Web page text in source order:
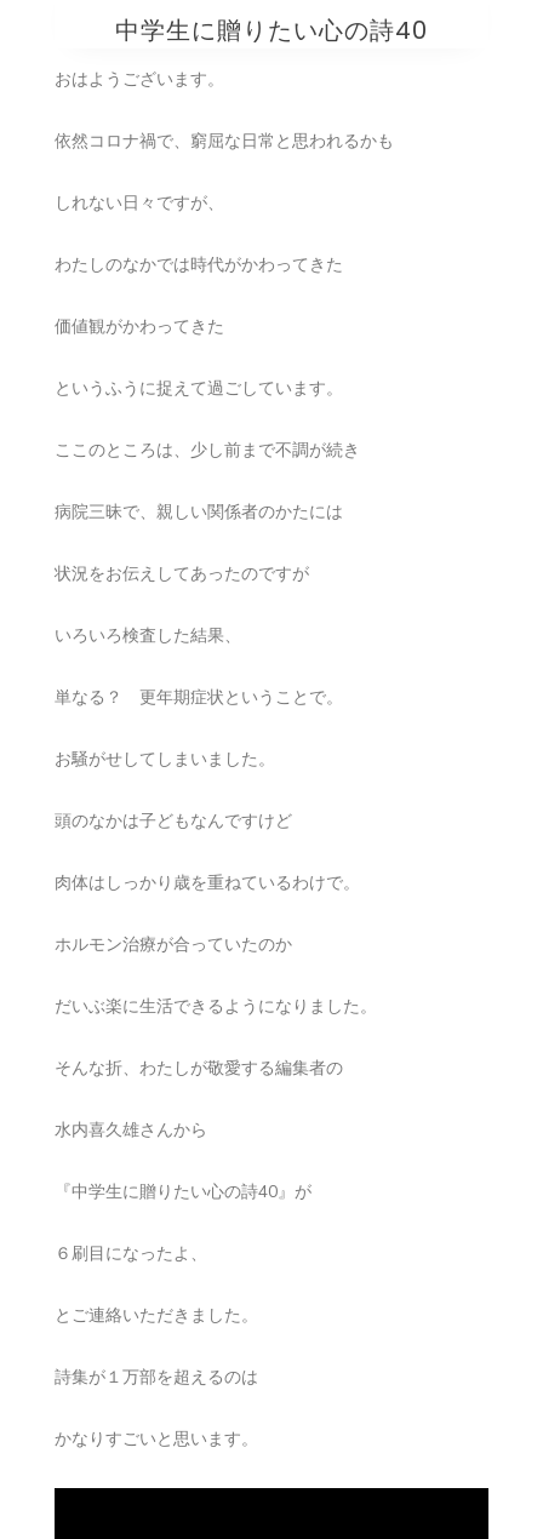
中学生に贈りたい心の詩40
おはようございます。
依然コロナ禍で、窮屈な日常と思われるかも
しれない日々ですが、
わたしのなかでは時代がかわってきた
価値観がかわってきた
というふうに捉えて過ごしています。
ここのところは、少し前まで不調が続き
病院三昧で、親しい関係者のかたには
状況をお伝えしてあったのですが
いろいろ検査した結果、
単なる？ 更年期症状ということで。
お騒がせしてしまいました。
頭のなかは子どもなんですけど
肉体はしっかり歳を重ねているわけで。
ホルモン治療が合っていたのか
だいぶ楽に生活できるようになりました。
そんな折、わたしが敬愛する編集者の
水内喜久雄さんから
『中学生に贈りたい心の詩40』が
６刷目になったよ、
とご連絡いただきました。
詩集が１万部を超えるのは
かなりすごいと思います。